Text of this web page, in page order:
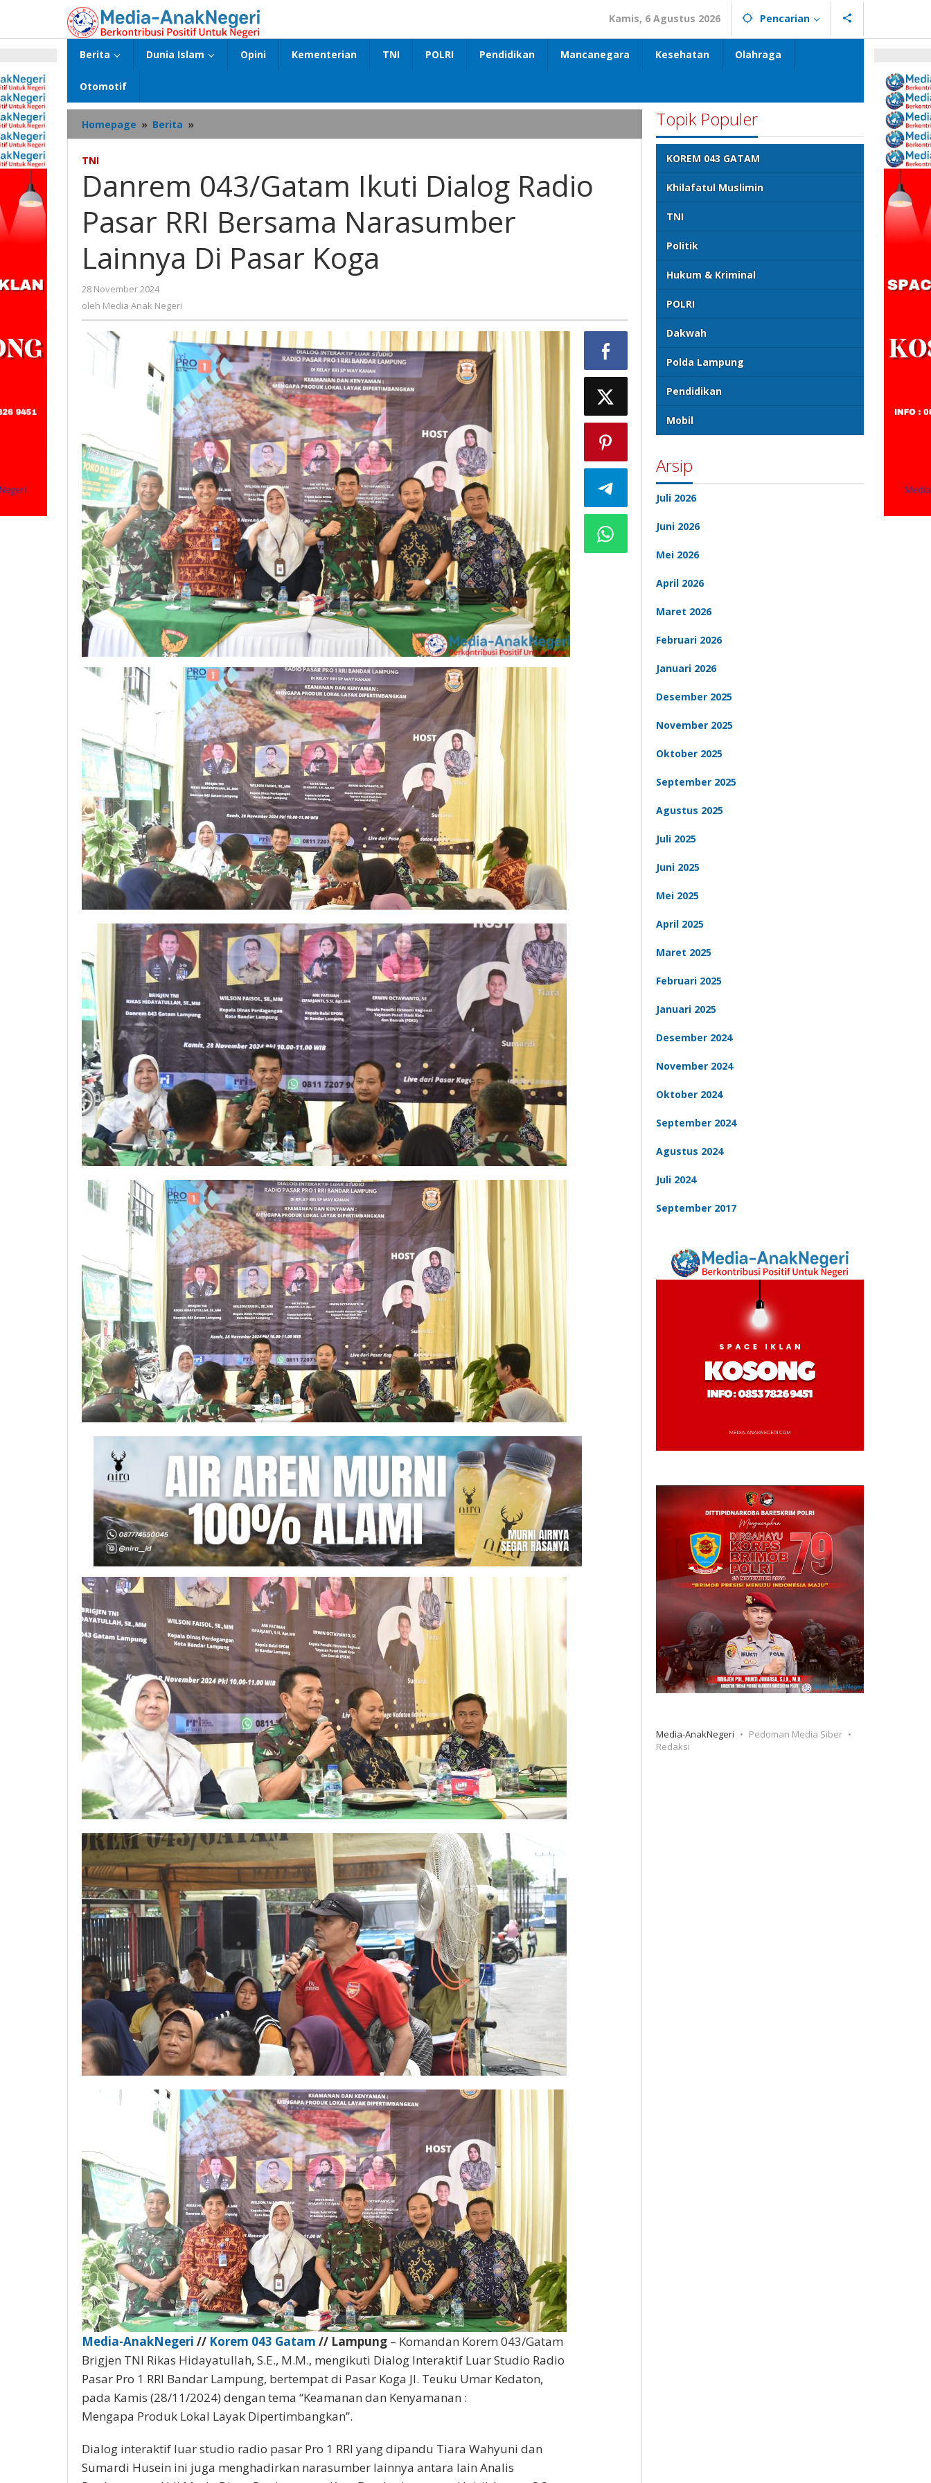
konten
Kamis, 6 Agustus 2026 Pencarian
Berita Dunia Islam Opini Kementerian TNI POLRI Pendidikan Mancanegara Kesehatan Olahraga
Otomotif
Homepage » Berita »
043/Gatam
Radio
Pasar
RRI
Bersama
Lainnya
Di
TNI
Danrem 043/Gatam Ikuti Dialog Radio
Pasar RRI Bersama Narasumber
Lainnya Di Pasar Koga
28 November 2024
Media
Anak
oleh Media Anak Negeri
Media-AnakNegeri // Korem 043 Gatam // Lampung – Komandan Korem 043/Gatam
Brigjen TNI Rikas Hidayatullah, S.E., M.M., mengikuti Dialog Interaktif Luar Studio Radio
Pasar Pro 1 RRI Bandar Lampung, bertempat di Pasar Koga Jl. Teuku Umar Kedaton,
pada Kamis (28/11/2024) dengan tema “Keamanan dan Kenyamanan :
Mengapa Produk Lokal Layak Dipertimbangkan”.
Dialog interaktif luar studio radio pasar Pro 1 RRI yang dipandu Tiara Wahyuni dan
Sumardi Husein ini juga menghadirkan narasumber lainnya antara lain Analis
Topik Populer
KOREM 043 GATAM
Khilafatul Muslimin
TNI
Politik
Hukum & Kriminal
POLRI
Dakwah
Polda Lampung
Pendidikan
Mobil
Arsip
Juli 2026
Juni 2026
Mei 2026
April 2026
Maret 2026
Februari 2026
Januari 2026
Desember 2025
November 2025
Oktober 2025
September 2025
Agustus 2025
Juli 2025
Juni 2025
Mei 2025
April 2025
Maret 2025
Februari 2025
Januari 2025
Desember 2024
November 2024
Oktober 2024
September 2024
Agustus 2024
Juli 2024
September 2017
Media-AnakNegeri
Pedoman Media Siber
Redaksi